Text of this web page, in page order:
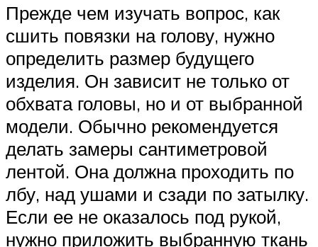
Прежде чем изучать вопрос, как
сшить повязки на голову, нужно
определить размер будущего
изделия. Он зависит не только от
обхвата головы, но и от выбранной
модели. Обычно рекомендуется
делать замеры сантиметровой
лентой. Она должна проходить по
лбу, над ушами и сзади по затылку.
Если ее не оказалось под рукой,
нужно приложить выбранную ткань